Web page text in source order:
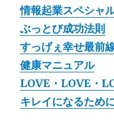
情報起業スペシャ
ぶっとび成功法則
すっげぇ幸せ最前
健康マニュアル
LOVE・LOVE・
キレイになるため